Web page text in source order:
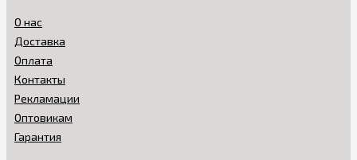
О нас
Доставка
Оплата
Контакты
Рекламации
Оптовикам
Гарантия